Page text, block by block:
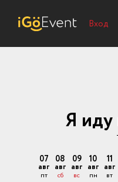
Вход
Я иду
07
авг
пт
08
авг
сб
09
авг
вс
10
авг
пн
11
авг
вт